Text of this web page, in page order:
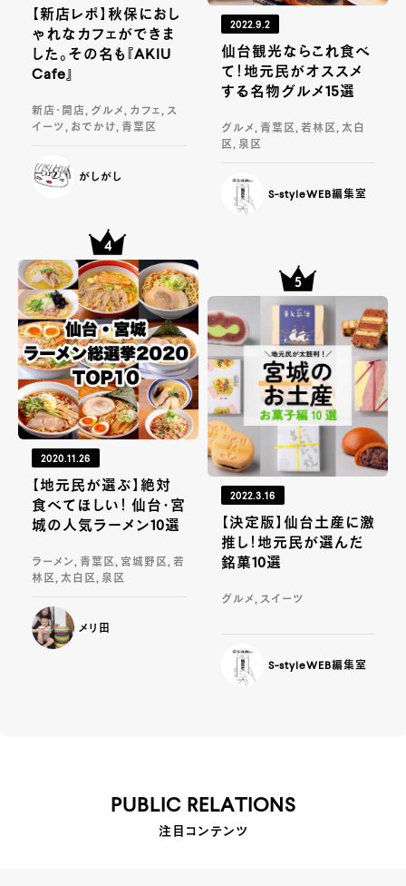
【新店レポ】秋保におし
ゃれなカフェができま
した。その名も『AKIU
Cafe』
新店・開店, グルメ, カフェ, ス
イーツ, おでかけ, 青葉区
がしがし
2022.9.2
仙台観光ならこれ食べ
て！地元民がオススメ
する名物グルメ15選
グルメ, 青葉区, 若林区, 太白
区, 泉区
S-styleWEB編集室
2020.11.26
【地元民が選ぶ】絶対
食べてほしい！ 仙台・宮
城の人気ラーメン10選
ラーメン, 青葉区, 宮城野区, 若
林区, 太白区, 泉区
メリ田
2022.3.16
【決定版】仙台土産に激
推し！地元民が選んだ
銘菓10選
グルメ, スイーツ
S-styleWEB編集室
PUBLIC RELATIONS
注目コンテンツ